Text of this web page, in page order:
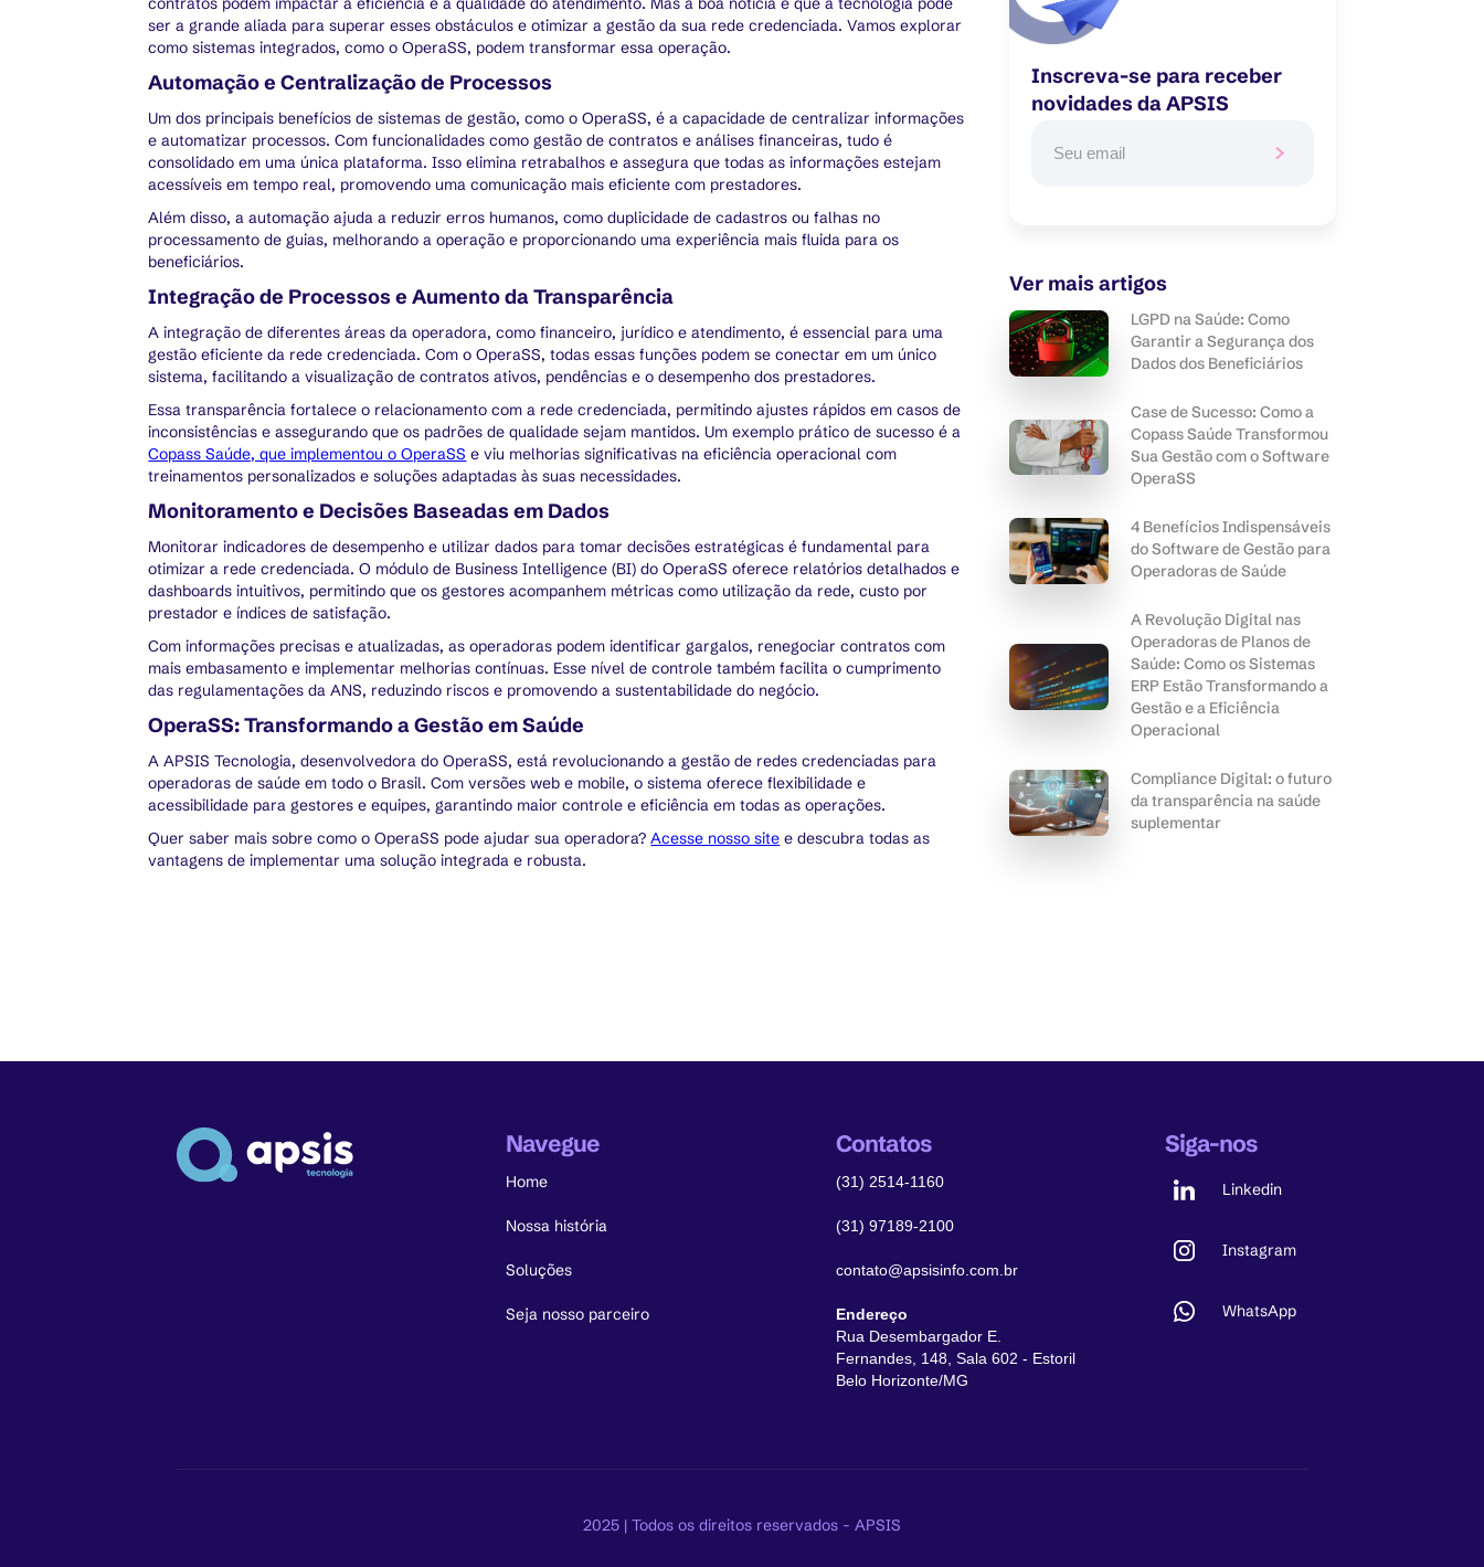
ser a grande aliada para superar esses obstáculos e otimizar a gestão da sua rede credenciada. Vamos explorar
como sistemas integrados, como o OperaSS, podem transformar essa operação.
Automação e Centralização de Processos
Um dos principais benefícios de sistemas de gestão, como o OperaSS, é a capacidade de centralizar informações
e automatizar processos. Com funcionalidades como gestão de contratos e análises financeiras, tudo é
consolidado em uma única plataforma. Isso elimina retrabalhos e assegura que todas as informações estejam
acessíveis em tempo real, promovendo uma comunicação mais eficiente com prestadores.
Além disso, a automação ajuda a reduzir erros humanos, como duplicidade de cadastros ou falhas no
processamento de guias, melhorando a operação e proporcionando uma experiência mais fluida para os
beneficiários.
Integração de Processos e Aumento da Transparência
A integração de diferentes áreas da operadora, como financeiro, jurídico e atendimento, é essencial para uma
gestão eficiente da rede credenciada. Com o OperaSS, todas essas funções podem se conectar em um único
sistema, facilitando a visualização de contratos ativos, pendências e o desempenho dos prestadores.
Essa transparência fortalece o relacionamento com a rede credenciada, permitindo ajustes rápidos em casos de
inconsistências e assegurando que os padrões de qualidade sejam mantidos. Um exemplo prático de sucesso é a
Copass Saúde, que implementou o OperaSS e viu melhorias significativas na eficiência operacional com
treinamentos personalizados e soluções adaptadas às suas necessidades.
Monitoramento e Decisões Baseadas em Dados
Monitorar indicadores de desempenho e utilizar dados para tomar decisões estratégicas é fundamental para
otimizar a rede credenciada. O módulo de Business Intelligence (BI) do OperaSS oferece relatórios detalhados e
dashboards intuitivos, permitindo que os gestores acompanhem métricas como utilização da rede, custo por
prestador e índices de satisfação.
Com informações precisas e atualizadas, as operadoras podem identificar gargalos, renegociar contratos com
mais embasamento e implementar melhorias contínuas. Esse nível de controle também facilita o cumprimento
das regulamentações da ANS, reduzindo riscos e promovendo a sustentabilidade do negócio.
OperaSS: Transformando a Gestão em Saúde
A APSIS Tecnologia, desenvolvedora do OperaSS, está revolucionando a gestão de redes credenciadas para
operadoras de saúde em todo o Brasil. Com versões web e mobile, o sistema oferece flexibilidade e
acessibilidade para gestores e equipes, garantindo maior controle e eficiência em todas as operações.
Quer saber mais sobre como o OperaSS pode ajudar sua operadora?Acesse nosso site e descubra todas as
vantagens de implementar uma solução integrada e robusta.
Inscreva-se para receber
novidades da APSIS
Ver mais artigos
LGPD na Saúde: Como
Garantir a Segurança dos
Dados dos Beneficiários
Case de Sucesso: Como a
Copass Saúde Transformou
Sua Gestão com o Software
OperaSS
4 Benefícios Indispensáveis
do Software de Gestão para
Operadoras de Saúde
A Revolução Digital nas
Operadoras de Planos de
Saúde: Como os Sistemas
ERP Estão Transformando a
Gestão e a Eficiência
Operacional
Compliance Digital: o futuro
da transparência na saúde
suplementar
Navegue
Home
Nossa história
Soluções
Seja nosso parceiro
Contatos
(31) 2514-1160
(31) 97189-2100
contato@apsisinfo.com.br
Endereço
Rua Desembargador E.
Fernandes, 148, Sala 602 - Estoril
Belo Horizonte/MG
Siga-nos
Linkedin
Instagram
WhatsApp
2025 | Todos os direitos reservados - APSIS